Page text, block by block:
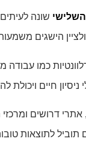
שונה
הישגים
כמו עבודה
חיים
דרושים
תוביל לתוצאות